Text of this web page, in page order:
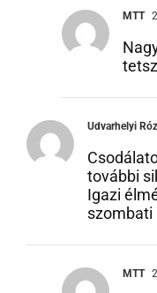
Udvarhelyi
további
Igazi
szombati